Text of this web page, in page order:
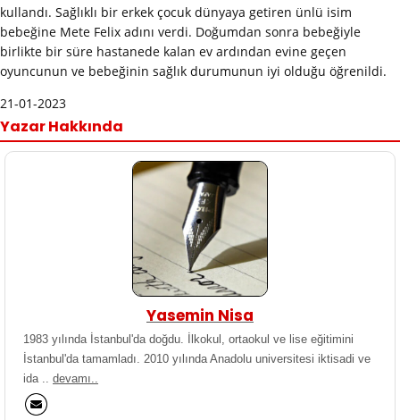
kullandı. Sağlıklı bir erkek çocuk dünyaya getiren ünlü isim
bebeğine Mete Felix adını verdi. Doğumdan sonra bebeğiyle
birlikte bir süre hastanede kalan ev ardından evine geçen
oyuncunun ve bebeğinin sağlık durumunun iyi olduğu öğrenildi.
21-01-2023
Yazar Hakkında
Yasemin Nisa
1983 yılında İstanbul'da doğdu. İlkokul, ortaokul ve lise eğitimini
İstanbul'da tamamladı. 2010 yılında Anadolu universitesi iktisadi ve
ida .. devamı..